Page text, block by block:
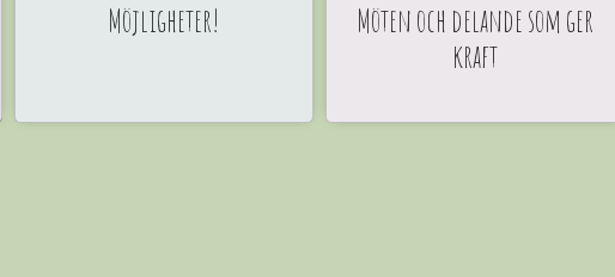
Möjligheter!
Möten och delande som ger
kraft